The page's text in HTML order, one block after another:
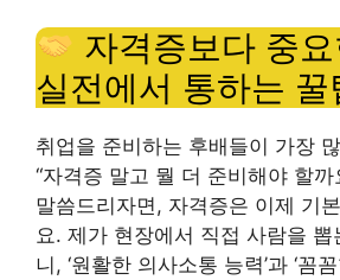
자격증보다 중요
실전에서 통하는 꿀
취업을 준비하는 후배들이 가장
“자격증 말고 뭘 더 준비해야 할까
말씀드리자면, 자격증은 이제 기
요. 제가 현장에서 직접 사람을 뽑
니, ‘원활한 의사소통 능력’과 ‘꼼